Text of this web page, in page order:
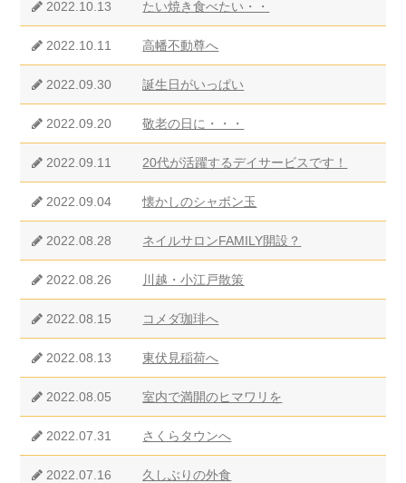
2022.10.13 たい焼き食べたい・・
2022.10.11 高幡不動尊へ
2022.09.30 誕生日がいっぱい
2022.09.20 敬老の日に・・・
2022.09.11 20代が活躍するデイサービスです！
2022.09.04 懐かしのシャボン玉
2022.08.28 ネイルサロンFAMILY開設？
2022.08.26 川越・小江戸散策
2022.08.15 コメダ珈琲へ
2022.08.13 東伏見稲荷へ
2022.08.05 室内で満開のヒマワリを
2022.07.31 さくらタウンへ
2022.07.16 久しぶりの外食